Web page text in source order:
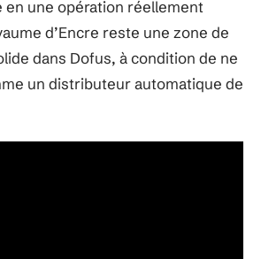
en une opération réellement
d’Encre reste une zone de
dans Dofus, à condition de ne
un distributeur automatique de